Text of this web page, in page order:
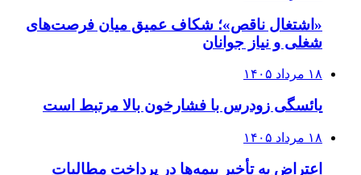
«اشتغال ناقص»؛ شکاف عمیق میان فرصت‌های
شغلی و نیاز جوانان
۱۸ مرداد ۱۴۰۵
یائسگی زودرس با فشارخون بالا مرتبط است
۱۸ مرداد ۱۴۰۵
اعتراض به تأخیر بیمه‌ها در پرداخت مطالبات